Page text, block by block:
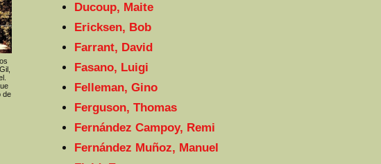
de
Ducoup, Maite
Ericksen, Bob
Farrant, David
Fasano, Luigi
Felleman, Gino
Ferguson, Thomas
Fernández Campoy, Remi
Fernández Muñoz, Manuel